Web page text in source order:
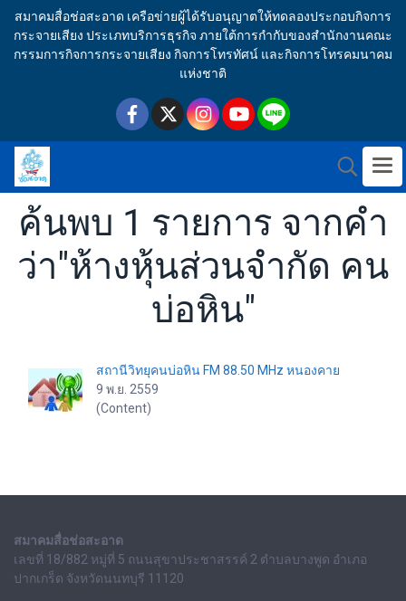
สมาคมสื่อช่อสะอาด เครือข่ายผู้ได้รับอนุญาตให้ทดลองประกอบกิจการ
กระจายเสียง ประเภทบริการธุรกิจ ภายใต้การกำกับของสำนักงานคณะ
กรรมการกิจการกระจายเสียง กิจการโทรทัศน์ และกิจการโทรคมนาคม
แห่งชาติ
ค้นพบ 1 รายการ จากคำ
ว่า"ห้างหุ้นส่วนจำกัด คน
บ่อหิน"
สถานีวิทยุคนบ่อหิน FM 88.50 MHz หนองคาย
9 พ.ย. 2559
(Content)
สมาคมสื่อช่อสะอาด
เลขที่ 18/882 หมู่ที่ 5 ถนนสุขาประชาสรรค์ 2 ตำบลบางพูด อำเภอ
ปากเกร็ด จังหวัดนนทบุรี 11120